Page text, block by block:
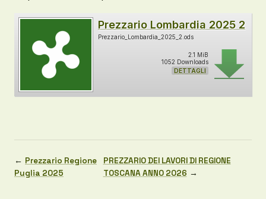
Prezzario Lombardia 2025 2
Prezzario_Lombardia_2025_2.ods
2.1 MiB
1052 Downloads
DETTAGLI
← Prezzario Regione
Puglia 2025
PREZZARIO DEI LAVORI DI REGIONE
TOSCANA ANNO 2026 →